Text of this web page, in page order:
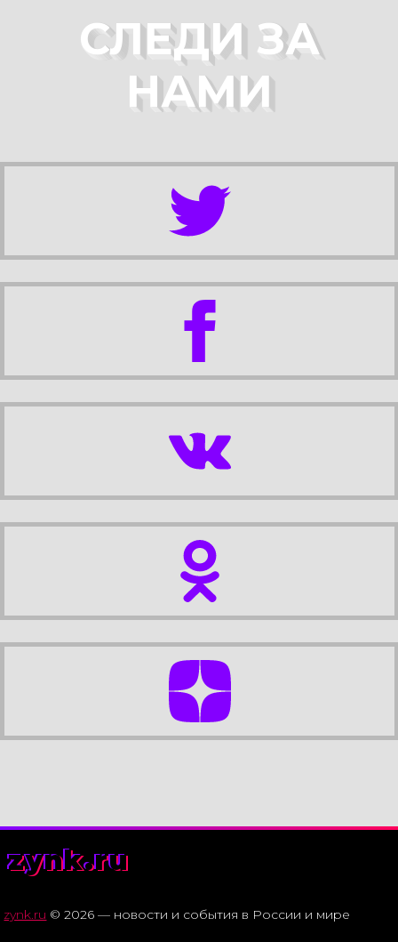
СЛЕДИ ЗА
НАМИ
zynk.ru
zynk.ru © 2026 — новости и события в России и мире